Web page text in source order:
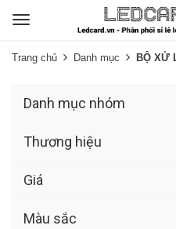
Toggle
Trang chủ Danh mục BỘ XỬ
Danh mục nhóm
Thương hiệu
Giá
Màu sắc